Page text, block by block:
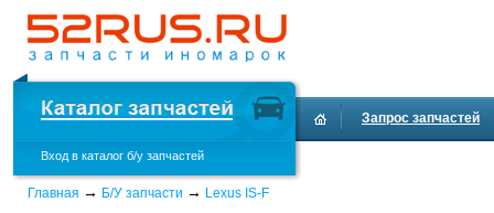
Вход в каталог б/у запчастей
Запрос запчастей
Главная → Б/У запчасти → Lexus IS-F